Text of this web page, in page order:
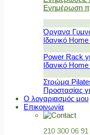
Ενημέρωση
Όργανα
Ιδανικό
Power Rack
Ιδανικό
Στρώμα
Προστασίας
Ο λογαριασμός μου
Επικοινωνία
210 300 06 91